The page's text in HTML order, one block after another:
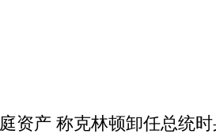
资产 称克林顿卸任总统